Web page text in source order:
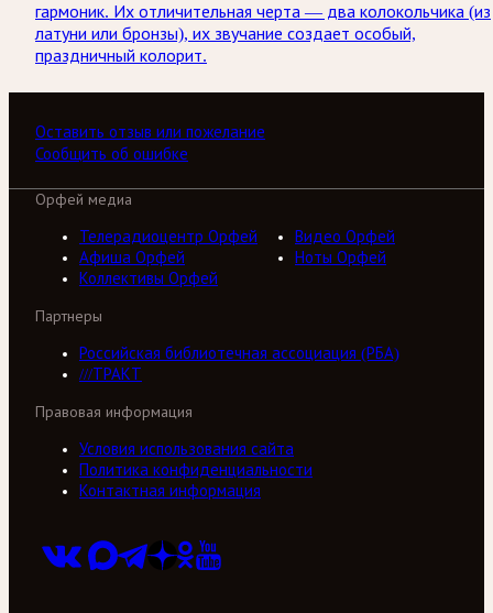
гармоник. Их отличительная черта — два колокольчика (из
латуни или бронзы), их звучание создает особый,
праздничный колорит.
Оставить отзыв или пожелание
Сообщить об ошибке
Орфей медиа
Телерадиоцентр Орфей
Видео Орфей
Афиша Орфей
Ноты Орфей
Коллективы Орфей
Партнеры
Российская библиотечная ассоциация (РБА)
///ТРАКТ
Правовая информация
Условия использования сайта
Политика конфиденциальности
Контактная информация